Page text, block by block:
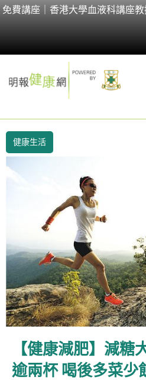
免費講座｜香港大學血液科講座
Skip
健康生活
【健康減肥】減糖
逾兩杯 喝後多菜少